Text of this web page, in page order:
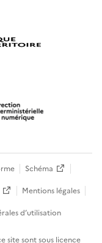
Schéma
Mentions légales
d’utilisation
site sont sous licence